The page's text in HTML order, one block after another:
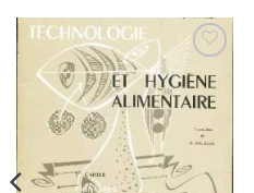
AJOUTER
À MES
FAVORIS